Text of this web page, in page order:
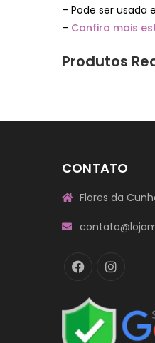
– Pode ser usada
– Confira mais
Produtos
CONTATO
Flores da